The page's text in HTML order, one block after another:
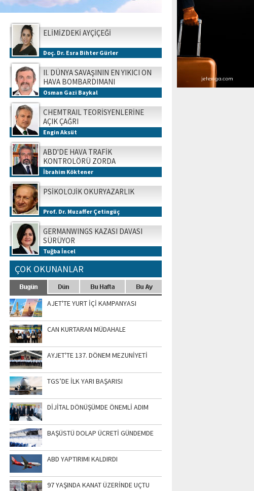
ELİMİZDEKİ AYÇİÇEĞİ
Doç. Dr. Esra Bihter Gürler
II. DÜNYA SAVAŞININ EN YIKICI ON
HAVA BOMBARDIMANI
Osman Gazi Baykal
CHEMTRAIL TEORİSYENLERİNE
AÇIK ÇAĞRI
Engin Aksüt
ABD'DE HAVA TRAFİK
KONTROLÖRÜ ZORDA
İbrahim Köktener
PSİKOLOJİK OKURYAZARLIK
Prof. Dr. Muzaffer Çetingüç
GERMANWINGS KAZASI DAVASI
SÜRÜYOR
Tuğba İncel
ÇOK OKUNANLAR
AJET'TE YURT İÇİ KAMPANYASI
CAN KURTARAN MÜDAHALE
AYJET'TE 137. DÖNEM MEZUNİYETİ
TGS’DE İLK YARI BAŞARISI
DİJİTAL DÖNÜŞÜMDE ÖNEMLİ ADIM
BAŞÜSTÜ DOLAP ÜCRETİ GÜNDEMDE
ABD YAPTIRIMI KALDIRDI
97 YAŞINDA KANAT ÜZERİNDE UÇTU